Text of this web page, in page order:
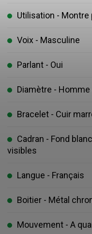
Utilisation - Montre
Voix - Masculine
Parlant - Oui
Diamètre -
Bracelet - Cuir
Cadran - Fond
visibles
Langue - Français
Boitier - Métal
Mouvement - A